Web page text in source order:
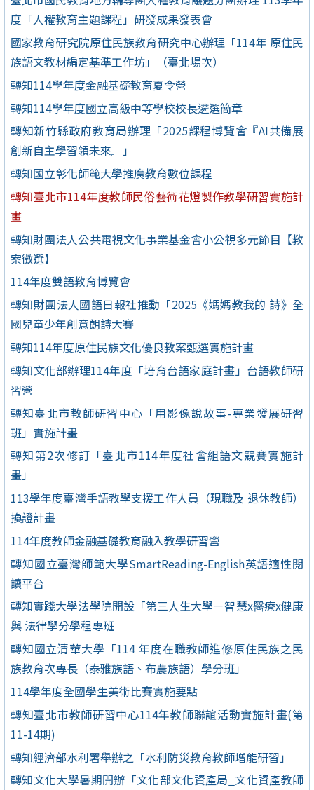
度「人權教育主題課程」研發成果發表會
國家教育研究院原住民族教育研究中心辦理「114年 原住民
族語文教材編定基準工作坊」（臺北場次）
轉知114學年度金融基礎教育夏令營
轉知114學年度國立高級中等學校校長遴選簡章
轉知新竹縣政府教育局辦理「2025課程博覽會『AI共備展
創新自主學習領未來』」
轉知國立彰化師範大學推廣教育數位課程
轉知臺北市114年度教師民俗藝術花燈製作教學研習實施計
畫
轉知財團法人公共電視文化事業基金會小公視多元節目【教
案徵選】
114年度雙語教育博覽會
轉知財團法人國語日報社推動「2025《媽媽教我的 詩》全
國兒童少年創意朗詩大賽
轉知114年度原住民族文化優良教案甄選實施計畫
轉知文化部辦理114年度「培育台語家庭計畫」台語教師研
習營
轉知臺北市教師研習中心「用影像說故事-專業發展研習
班」實施計畫
轉知第2次修訂「臺北市114年度社會組語文競賽實施計
畫」
113學年度臺灣手語教學支援工作人員（現職及 退休教師）
換證計畫
114年度教師金融基礎教育融入教學研習營
轉知國立臺灣師範大學SmartReading-English英語適性閱
讀平台
轉知實踐大學法學院開設「第三人生大學－智慧x醫療x健康
與 法律學分學程專班
轉知國立清華大學「114 年度在職教師進修原住民族之民
族教育次專長（泰雅族語、布農族語）學分班」
114學年度全國學生美術比賽實施要點
轉知臺北市教師研習中心114年教師聯誼活動實施計畫(第
11-14期)
轉知經濟部水利署舉辦之「水利防災教育教師增能研習」
轉知文化大學暑期開辦「文化部文化資產局_文化資產教師